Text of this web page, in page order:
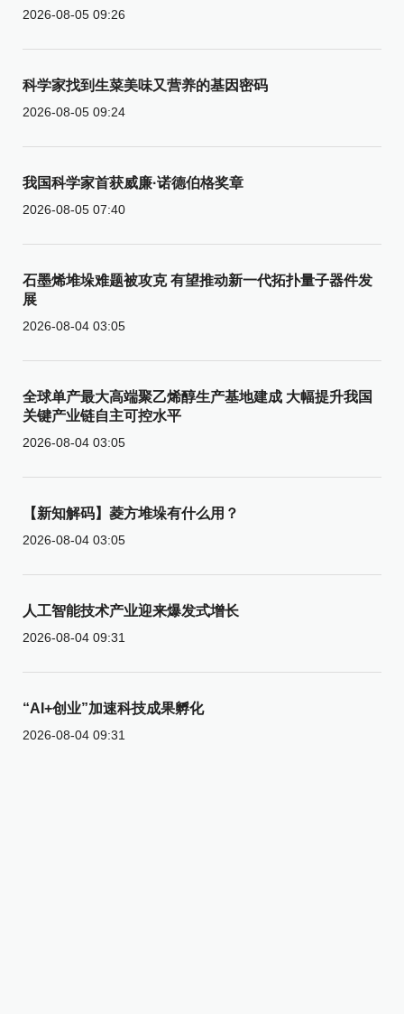
2026-08-05 09:26
科学家找到生菜美味又营养的基因密码
2026-08-05 09:24
我国科学家首获威廉·诺德伯格奖章
2026-08-05 07:40
石墨烯堆垛难题被攻克 有望推动新一代拓扑量子器件发
展
2026-08-04 03:05
全球单产最大高端聚乙烯醇生产基地建成 大幅提升我国
关键产业链自主可控水平
2026-08-04 03:05
【新知解码】菱方堆垛有什么用？
2026-08-04 03:05
人工智能技术产业迎来爆发式增长
2026-08-04 09:31
“AI+创业”加速科技成果孵化
2026-08-04 09:31